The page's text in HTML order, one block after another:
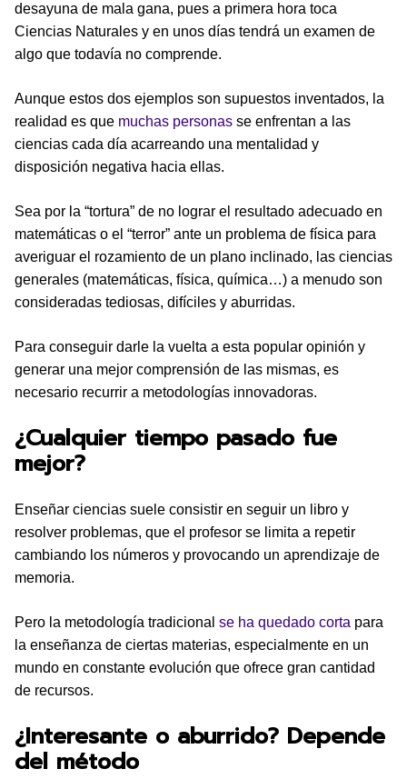
desayuna de mala gana, pues a primera hora toca
Ciencias Naturales y en unos días tendrá un examen de
algo que todavía no comprende.
Aunque estos dos ejemplos son supuestos inventados, la
realidad es que muchas personas se enfrentan a las
ciencias cada día acarreando una mentalidad y
disposición negativa hacia ellas.
Sea por la “tortura” de no lograr el resultado adecuado en
matemáticas o el “terror” ante un problema de física para
averiguar el rozamiento de un plano inclinado, las ciencias
generales (matemáticas, física, química…) a menudo son
consideradas tediosas, difíciles y aburridas.
Para conseguir darle la vuelta a esta popular opinión y
generar una mejor comprensión de las mismas, es
necesario recurrir a metodologías innovadoras.
¿Cualquier tiempo pasado fue
mejor?
Enseñar ciencias suele consistir en seguir un libro y
resolver problemas, que el profesor se limita a repetir
cambiando los números y provocando un aprendizaje de
memoria.
Pero la metodología tradicional se ha quedado corta para
la enseñanza de ciertas materias, especialmente en un
mundo en constante evolución que ofrece gran cantidad
de recursos.
¿Interesante o aburrido? Depende
del método